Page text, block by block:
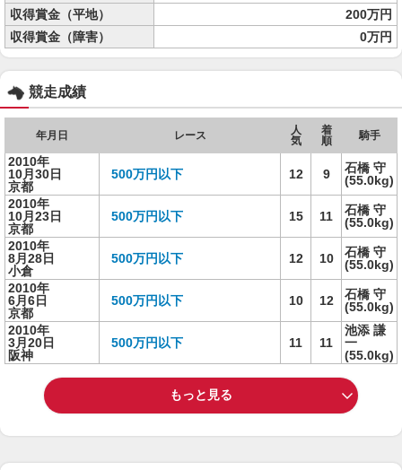
収得賞金（平地）
200万円
収得賞金（障害）
0万円
競走成績
年月日 レース
人
気
着
順
騎手
2010年
10月30日
京都
500万円以下 12 9
石橋 守
(55.0kg)
2010年
10月23日
京都
500万円以下 15 11
石橋 守
(55.0kg)
2010年
8月28日
小倉
500万円以下 12 10
石橋 守
(55.0kg)
2010年
6月6日
京都
500万円以下 10 12
石橋 守
(55.0kg)
2010年
3月20日
阪神
500万円以下 11 11
池添 謙
一
(55.0kg)
もっと見る